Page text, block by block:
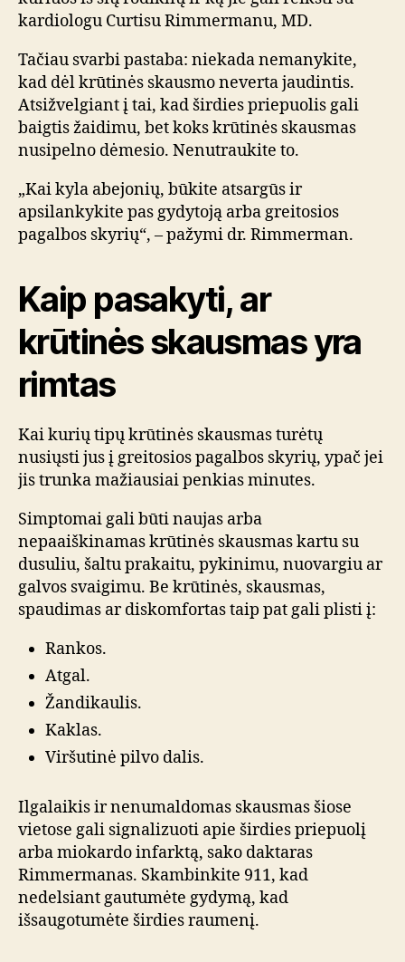
kardiologu Curtisu Rimmermanu, MD.
Tačiau svarbi pastaba: niekada nemanykite,
kad dėl krūtinės skausmo neverta jaudintis.
Atsižvelgiant į tai, kad širdies priepuolis gali
baigtis žaidimu, bet koks krūtinės skausmas
nusipelno dėmesio. Nenutraukite to.
„Kai kyla abejonių, būkite atsargūs ir
apsilankykite pas gydytoją arba greitosios
pagalbos skyrių“, – pažymi dr. Rimmerman.
Kaip pasakyti, ar
krūtinės skausmas yra
rimtas
Kai kurių tipų krūtinės skausmas turėtų
nusiųsti jus į greitosios pagalbos skyrių, ypač jei
jis trunka mažiausiai penkias minutes.
Simptomai gali būti naujas arba
nepaaiškinamas krūtinės skausmas kartu su
dusuliu, šaltu prakaitu, pykinimu, nuovargiu ar
galvos svaigimu. Be krūtinės, skausmas,
spaudimas ar diskomfortas taip pat gali plisti į:
Rankos.
Atgal.
Žandikaulis.
Kaklas.
Viršutinė pilvo dalis.
Ilgalaikis ir nenumaldomas skausmas šiose
vietose gali signalizuoti apie širdies priepuolį
arba miokardo infarktą, sako daktaras
Rimmermanas. Skambinkite 911, kad
nedelsiant gautumėte gydymą, kad
išsaugotumėte širdies raumenį.